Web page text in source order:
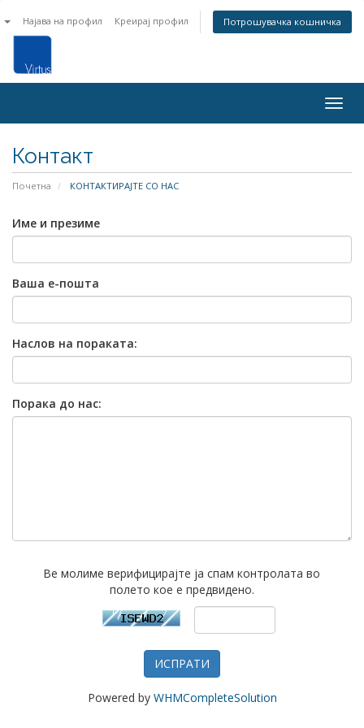
Најава на профил Креирај профил Потрошувачка кошничка
Контакт
Почетна КОНТАКТИРАЈТЕ СО НАС
Име и презиме
Ваша е-пошта
Наслов на пораката:
Порака до нас:
Ве молиме верифицирајте ја спам контролата во
полето кое е предвидено.
ИСПРАТИ
Powered by WHMCompleteSolution